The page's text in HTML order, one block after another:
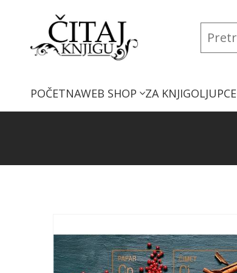
POČETNAWEB SHOP ZA KNJIGOLJUPCE